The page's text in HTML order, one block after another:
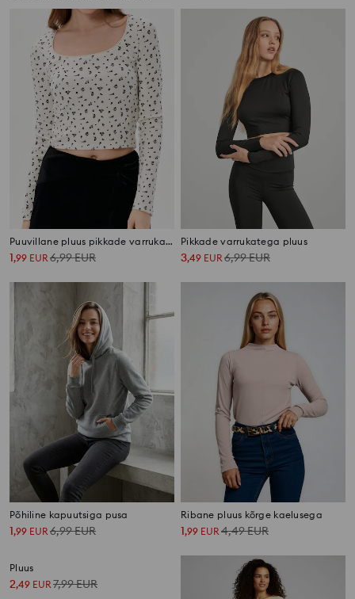
Puuvillane pluus pikkade varrukatega
1,99 EUR6,99EUR
Pikkade varrukatega pluus
3,49 EUR6,99EUR
Põhiline kapuutsiga pusa
1,99 EUR 6,99EUR
Ribane pluus kõrge kaelusega
1,99 EUR 4,49EUR